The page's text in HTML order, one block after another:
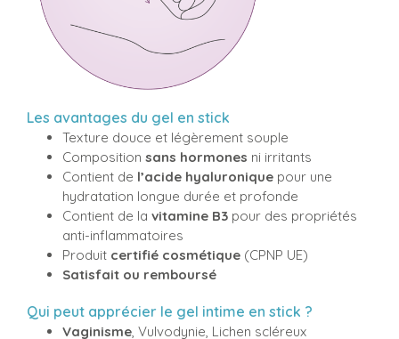
Les avantages du gel en stick
Texture douce et légèrement souple
Composition sans hormones ni irritants
Contient de l’acide hyaluronique pour une
hydratation longue durée et profonde
Contient de la vitamine B3 pour des propriétés
anti-inflammatoires
Produit certifié cosmétique (CPNP UE)
Satisfait ou remboursé
Qui peut apprécier le gel intime en stick ?
Vaginisme, Vulvodynie, Lichen scléreux